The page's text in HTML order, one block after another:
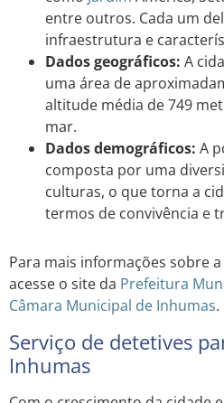
entre outros. Cada um
infraestrutura e
Dados geográficos: A
uma área de
altitude média de 749
mar.
Dados demográficos: A
composta por uma
culturas, o que torna a
termos de convivência e
Para mais informações sobre
acesse o site da Prefeitura
Câmara Municipal de Inhumas.
Serviço de detetives
Inhumas